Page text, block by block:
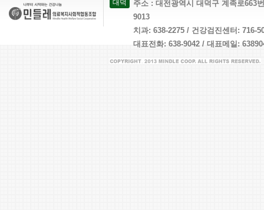
대덕
주소 : 대전광역시 대덕구 계족로663
9013
치과: 638-2275 / 건강검진센터: 716-
대표전화: 638-9042 / 대표메일: